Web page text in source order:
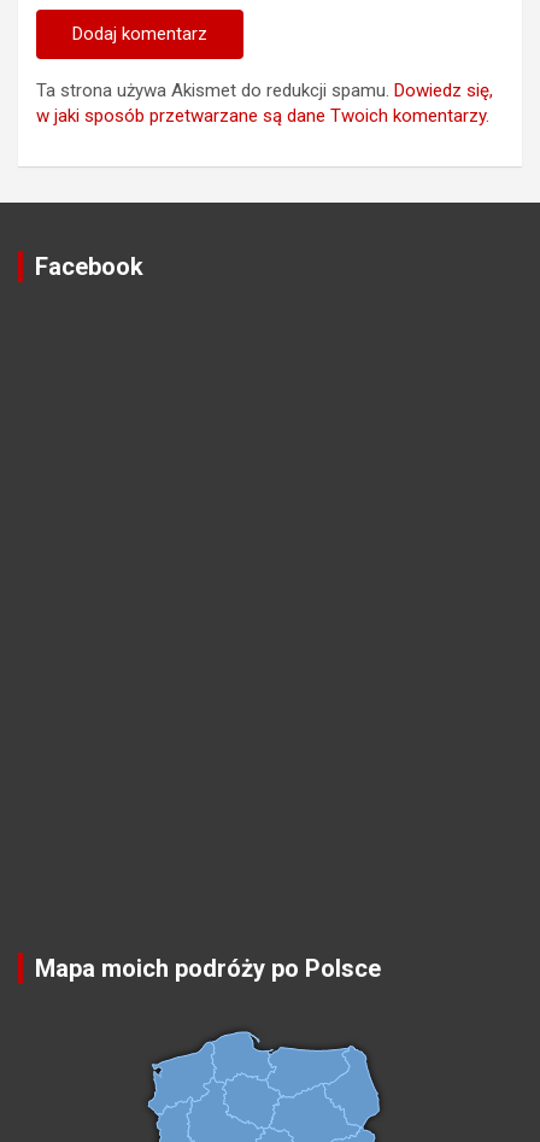
Ta strona używa Akismet do redukcji spamu. Dowiedz się,
w jaki sposób przetwarzane są dane Twoich komentarzy.
Facebook
Mapa moich podróży po Polsce